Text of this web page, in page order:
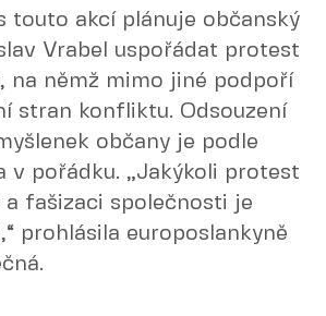
touto akcí plánuje občanský
Vrabel uspořádat protest
na němž mimo jiné podpoří
stran konfliktu. Odsouzení
občany je podle
v pořádku. „Jakýkoli protest
a fašizaci společnosti je
prohlásila europoslankyně